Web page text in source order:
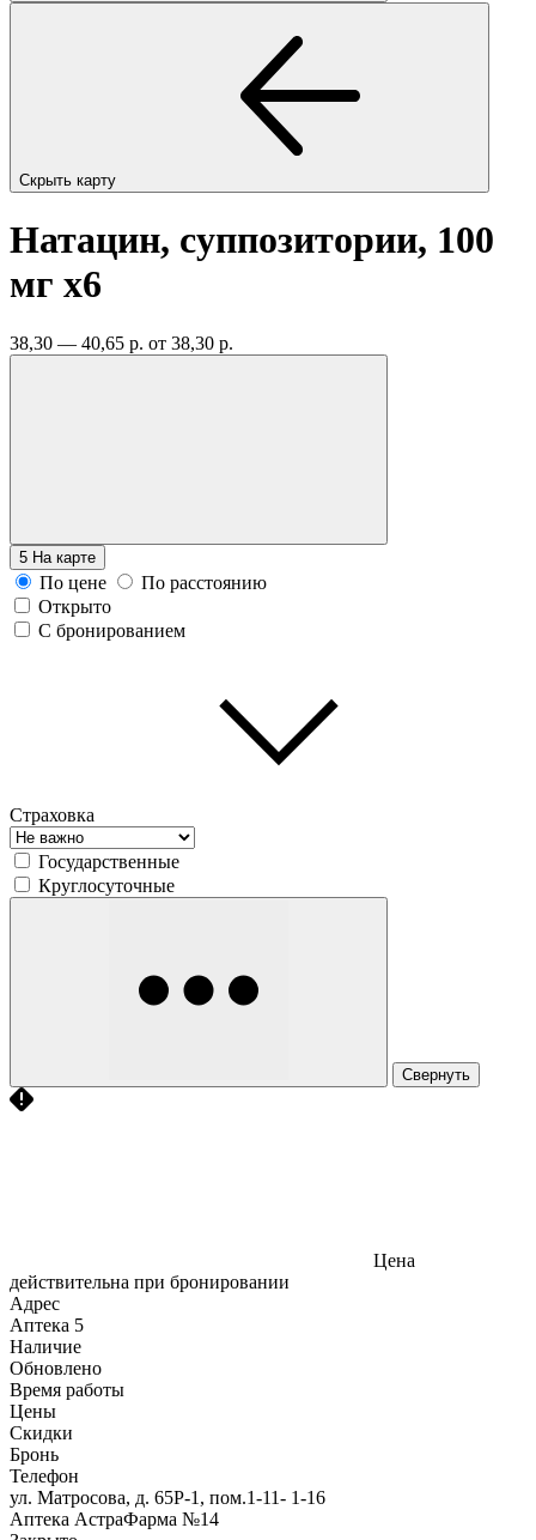
Скрыть карту
Натацин, суппозитории, 100
мг x6
38,30 — 40,65 р. от 38,30 р.
5 На карте
По цене
По расстоянию
Открыто
С бронированием
Страховка
Государственные
Круглосуточные
Свернуть
Цена
действительна при бронировании
Адрес
Аптека 5
Наличие
Обновлено
Время работы
Цены
Скидки
Бронь
Телефон
ул. Матросова, д. 65Р-1, пом.1-11- 1-16
Аптека АстраФарма №14